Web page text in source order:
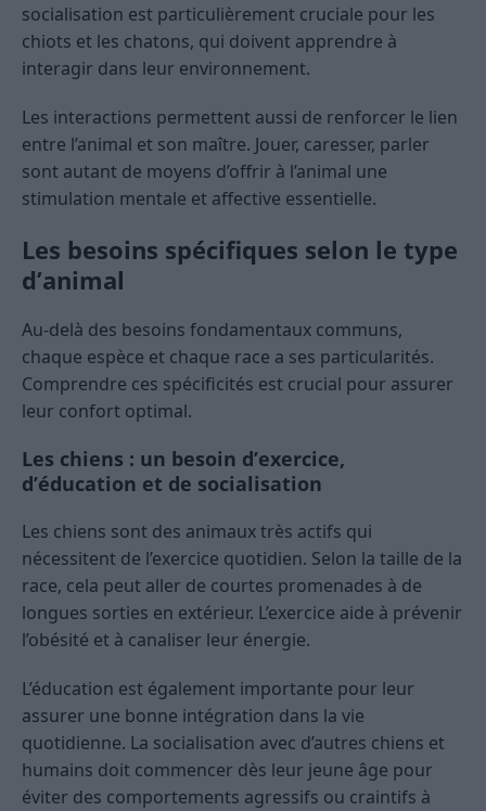
socialisation est particulièrement cruciale pour les
chiots et les chatons, qui doivent apprendre à
interagir dans leur environnement.
Les interactions permettent aussi de renforcer le lien
entre l’animal et son maître. Jouer, caresser, parler
sont autant de moyens d’offrir à l’animal une
stimulation mentale et affective essentielle.
Les besoins spécifiques selon le type
d’animal
Au-delà des besoins fondamentaux communs,
chaque espèce et chaque race a ses particularités.
Comprendre ces spécificités est crucial pour assurer
leur confort optimal.
Les chiens : un besoin d’exercice,
d’éducation et de socialisation
Les chiens sont des animaux très actifs qui
nécessitent de l’exercice quotidien. Selon la taille de la
race, cela peut aller de courtes promenades à de
longues sorties en extérieur. L’exercice aide à prévenir
l’obésité et à canaliser leur énergie.
L’éducation est également importante pour leur
assurer une bonne intégration dans la vie
quotidienne. La socialisation avec d’autres chiens et
humains doit commencer dès leur jeune âge pour
éviter des comportements agressifs ou craintifs à